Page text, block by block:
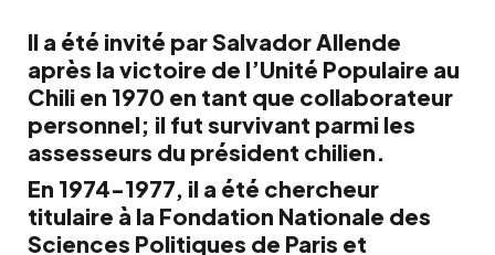
Il a été invité par Salvador Allende
après la victoire de l’Unité Populaire au
Chili en 1970 en tant que collaborateur
personnel; il fut survivant parmi les
assesseurs du président chilien.
En 1974-1977, il a été chercheur
titulaire à la Fondation Nationale des
Sciences Politiques de Paris et